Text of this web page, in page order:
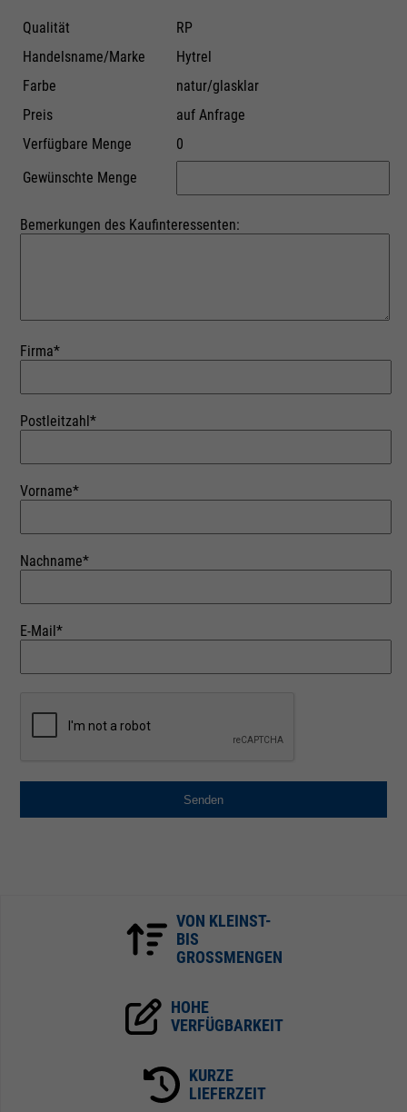
Qualität
RP
Handelsname/Marke
Hytrel
Farbe
natur/glasklar
Preis
auf Anfrage
Verfügbare Menge
0
Gewünschte Menge
Bemerkungen des Kaufinteressenten:
Firma*
Postleitzahl*
Vorname*
Nachname*
E-Mail*
Senden
VON KLEINST-
BIS
GROSSMENGEN
HOHE
VERFÜGBARKEIT
KURZE
LIEFERZEIT